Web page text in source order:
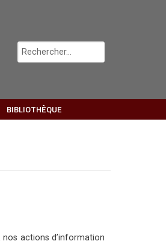
BIBLIOTHÈQUE
actions d’information